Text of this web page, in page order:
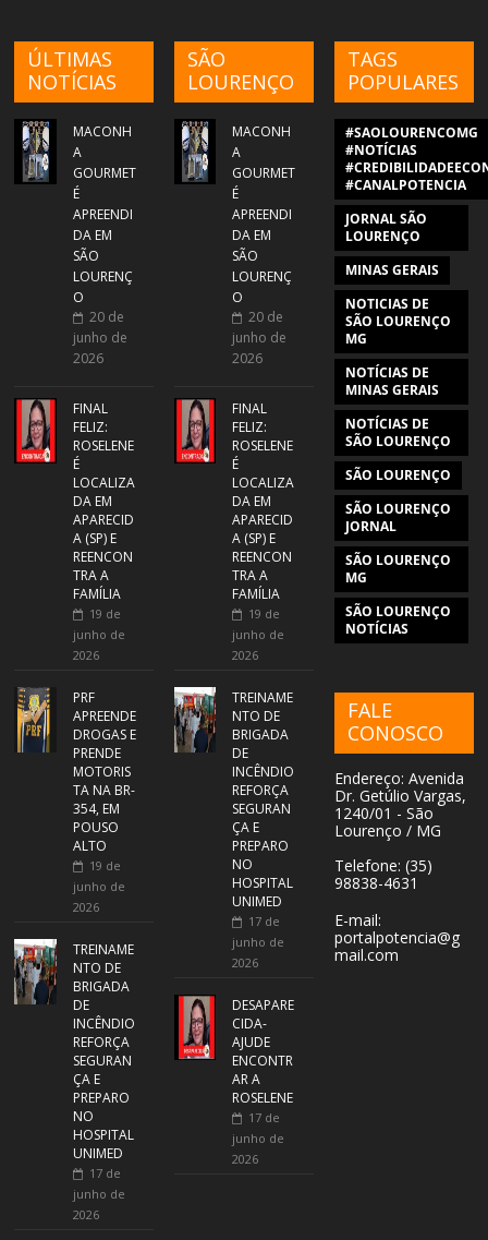
ÚLTIMAS
NOTÍCIAS
MACONH
A
GOURMET
É
APREENDI
DA EM
SÃO
LOURENÇ
O
20 de
junho de
2026
FINAL
FELIZ:
ROSELENE
É
LOCALIZA
DA EM
APARECID
A (SP) E
REENCON
TRA A
FAMÍLIA
19 de
junho de
2026
PRF
APREENDE
DROGAS E
PRENDE
MOTORIS
TA NA BR-
354, EM
POUSO
ALTO
19 de
junho de
2026
TREINAME
NTO DE
BRIGADA
DE
INCÊNDIO
REFORÇA
SEGURAN
ÇA E
PREPARO
NO
HOSPITAL
UNIMED
17 de
junho de
2026
SÃO
LOURENÇO
MACONH
A
GOURMET
É
APREENDI
DA EM
SÃO
LOURENÇ
O
20 de
junho de
2026
FINAL
FELIZ:
ROSELENE
É
LOCALIZA
DA EM
APARECID
A (SP) E
REENCON
TRA A
FAMÍLIA
19 de
junho de
2026
TREINAME
NTO DE
BRIGADA
DE
INCÊNDIO
REFORÇA
SEGURAN
ÇA E
PREPARO
NO
HOSPITAL
UNIMED
17 de
junho de
2026
DESAPARE
CIDA-
AJUDE
ENCONTR
AR A
ROSELENE
17 de
junho de
2026
TAGS
POPULARES
#SAOLOURENCOMG
#NOTÍCIAS
#CANALPOTENCIA
JORNAL SÃO
LOURENÇO
MINAS GERAIS
NOTICIAS DE
SÃO LOURENÇO
MG
NOTÍCIAS DE
MINAS GERAIS
NOTÍCIAS DE
SÃO LOURENÇO
SÃO LOURENÇO
SÃO LOURENÇO
JORNAL
SÃO LOURENÇO
MG
SÃO LOURENÇO
NOTÍCIAS
FALE
CONOSCO
Endereço: Avenida
Dr. Getúlio Vargas,
1240/01 - São
Lourenço / MG
Telefone: (35)
98838-4631
E-mail:
portalpotencia@g
mail.com